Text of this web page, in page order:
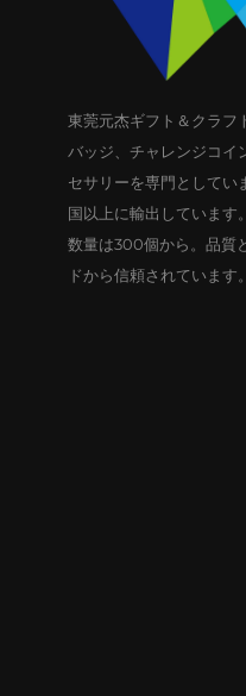
東莞元杰ギフト＆クラフ
バッジ、チャレンジコイ
セサリーを専門としてい
国以上に輸出しています
数量は300個から。品質
ドから信頼されています。